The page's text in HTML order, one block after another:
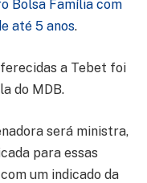
Bolsa Família com
até 5 anos.
a Tebet foi
do MDB.
será ministra,
para essas
um indicado da